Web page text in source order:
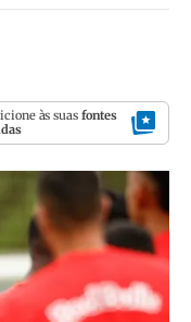
às suas fontes